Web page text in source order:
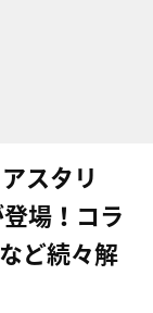
スタリ
場！コラ
ど続々解